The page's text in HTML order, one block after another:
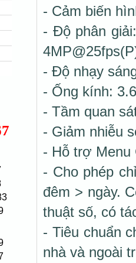
- Cảm biến
- Độ phân
- Độ nhạy
- Ống kính:
- Tầm quan
- Giảm nhiễu
- Hỗ trợ Menu
- Cho phép
đêm > ngày.
thuật số, có
- Tiêu chuẩn
nhà và ngoài